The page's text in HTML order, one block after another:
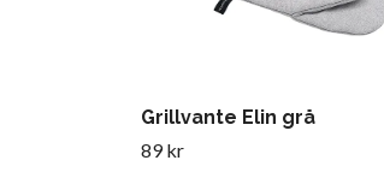
Grillvante Elin grå
89 kr